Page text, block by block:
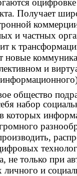
Получает
и частных
к
новые
и
общество
набор
которых
не только при
личного и